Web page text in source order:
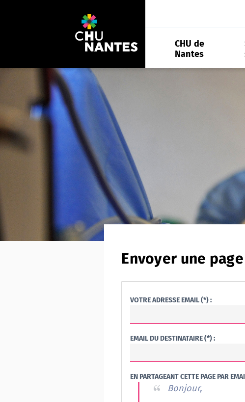
CHU de
Nantes
Envoyer une
VOTRE ADRESSE EMAIL (*) :
EMAIL DU DESTINATAIRE (*) :
EN PARTAGEANT CETTE PAGE PAR
Bonjour,